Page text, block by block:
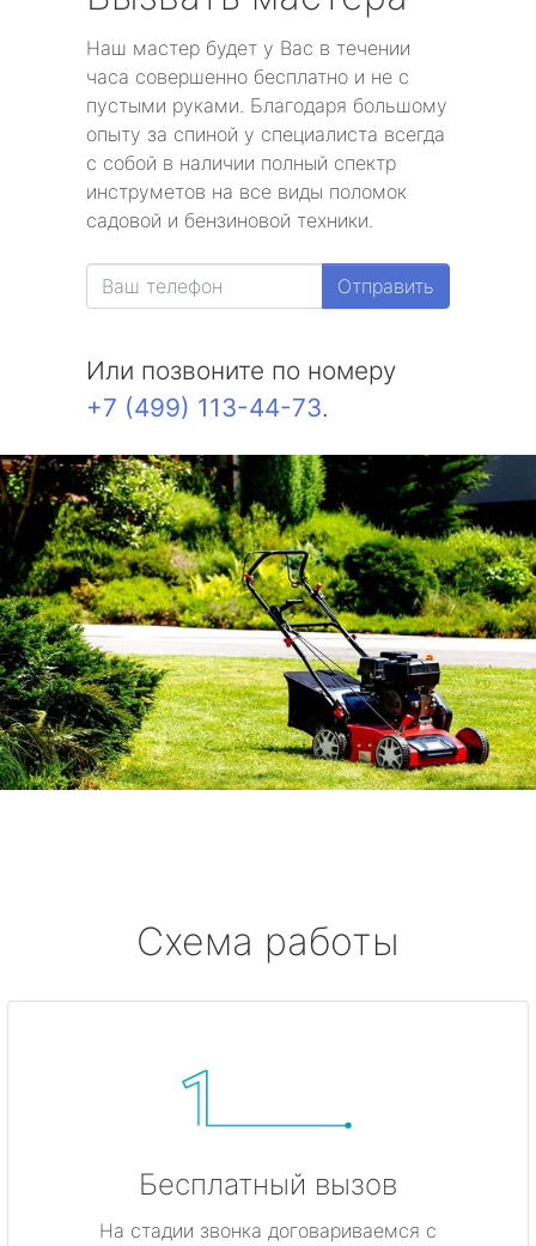
Наш мастер будет у Вас в течении
часа совершенно бесплатно и не с
пустыми руками. Благодаря большому
опыту за спиной у специалиста всегда
с собой в наличии полный спектр
инструметов на все виды поломок
садовой и бензиновой техники.
Отправить
Или позвоните по номеру
+7 (499) 113-44-73.
Схема работы
Бесплатный вызов
На стадии звонка договариваемся с